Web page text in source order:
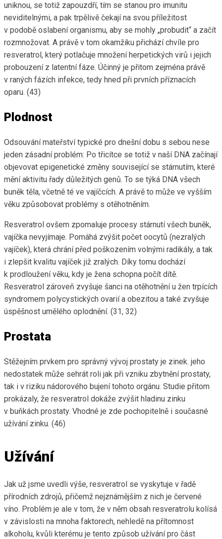
uniknou, se totiž zapouzdří, tím se stanou pro imunitu
neviditelnými, a pak trpělivě čekají na svou příležitost
v podobě oslabení organismu, aby se mohly „probudit“ a začít
rozmnožovat. A právě v tom okamžiku přichází chvíle pro
resveratrol, který potlačuje množení herpetických virů i jejich
probouzení z latentní fáze. Účinný je přitom zejména právě
v raných fázích infekce, tedy hned při prvních příznacích
oparu. (43)
Plodnost
Odsouvání mateřství typické pro dnešní dobu s sebou nese
jeden zásadní problém: Po třicítce se totiž v naší DNA začínají
objevovat epigenetické změny související se stárnutím, které
mění aktivitu řady důležitých genů. To se týká DNA všech
buněk těla, včetně té ve vajíčcích. A právě to může ve vyšším
věku způsobovat problémy s otěhotněním.
Resveratrol ovšem zpomaluje procesy stárnutí všech buněk,
vajíčka nevyjímaje. Pomáhá zvýšit počet oocytů (nezralých
vajíček), která chrání před poškozením volnými radikály, a tak
i zlepšit kvalitu vajíček již zralých. Díky tomu dochází
k prodloužení věku, kdy je žena schopna počít dítě.
Resveratrol zároveň zvyšuje šanci na otěhotnění u žen trpících
syndromem polycystických ovarií a obezitou a také zvyšuje
úspěšnost umělého oplodnění. (31, 32)
Prostata
Stěžejním prvkem pro správný vývoj prostaty je zinek. jeho
nedostatek může sehrát roli jak při vzniku zbytnění prostaty,
tak i v riziku nádorového bujení tohoto orgánu. Studie přitom
prokázaly, že resveratrol dokáže zvýšit hladinu zinku
v buňkách prostaty. Vhodné je zde pochopitelně i současné
užívání zinku. (46)
Užívání
Jak už jsme uvedli výše, resveratrol se vyskytuje v řadě
přírodních zdrojů, přičemž nejznámějším z nich je červené
víno. Problém je ale v tom, že v něm obsah resveratrolu kolísá
v závislosti na mnoha faktorech, nehledě na přítomnost
alkoholu, kvůli kterému je tento způsob užívání pro část